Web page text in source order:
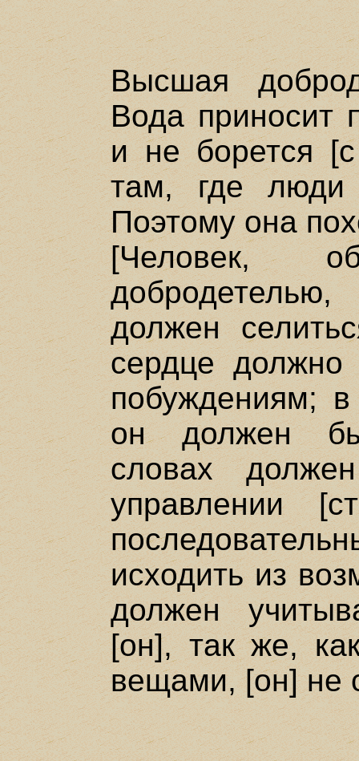
Высшая
Вода приносит
и не борется
там, где
Поэтому она
[Человек,
должен
сердце должно
побуждениям;
он должен
словах
управлении
исходить из
должен
[он], так же,
вещами, [он] не